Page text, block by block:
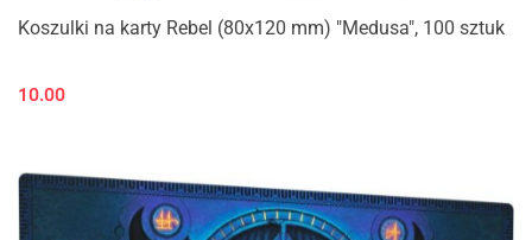
Koszulki na karty Rebel (80x120 mm) "Medusa", 100 sztuk
10.00